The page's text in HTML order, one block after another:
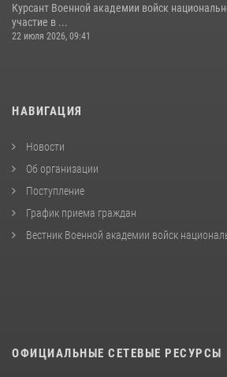
Курсант Военной академии войск
участие в ...
22 июля 2026, 09:41
НАВИГАЦИЯ
Новости
Об организации
Поступление
График приема граждан
Вестник Военной академии войск
ОФИЦИАЛЬНЫЕ СЕТЕВЫЕ РЕСУРСЫ